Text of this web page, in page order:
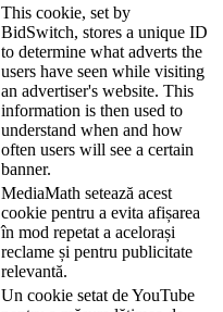
This cookie, set by
BidSwitch, stores a unique ID
to determine what adverts the
users have seen while visiting
an advertiser's website. This
information is then used to
understand when and how
often users will see a certain
banner.
MediaMath setează acest
cookie pentru a evita afișarea
în mod repetat a acelorași
reclame și pentru publicitate
relevantă.
Un cookie setat de YouTube